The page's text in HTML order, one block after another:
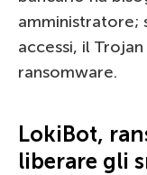
amministratore;
accessi, il
ransomware.
LokiBot,
liberare gli